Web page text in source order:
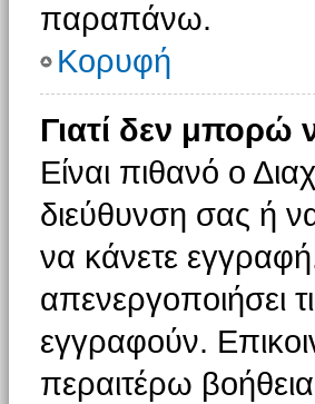
παραπάνω.
Κορυφή
Γιατί δεν
Είναι πιθανό ο
διεύθυνση σας ή
να κάνετε
απενεργοποιήσει
εγγραφούν.
περαιτέρω